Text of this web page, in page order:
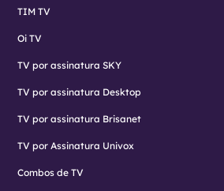
TIM TV
Oi TV
TV por assinatura SKY
TV por assinatura Desktop
TV por assinatura Brisanet
TV por Assinatura Univox
Combos de TV